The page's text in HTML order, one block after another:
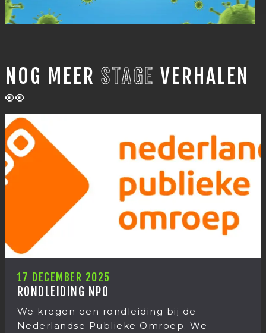
NOG MEER STAGE VERHALEN
👀
2025
NPO
rondleiding bij de
Publieke Omroep. We
was weer